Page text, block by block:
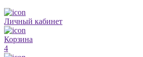
Личный кабинет
Корзина
4